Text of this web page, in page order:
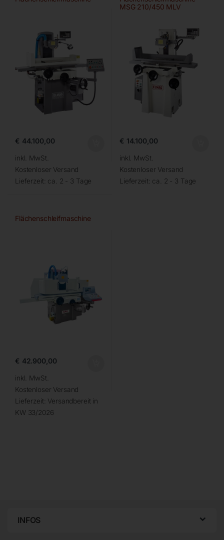
€ 44.100,00
inkl. MwSt.
Kostenloser Versand
Lieferzeit: ca. 2 - 3 Tage
MSG 210/450 MLV
€ 14.100,00
inkl. MwSt.
Kostenloser Versand
Lieferzeit: ca. 2 - 3 Tage
Flächenschleifmaschine
€ 42.900,00
inkl. MwSt.
Kostenloser Versand
Lieferzeit: Versandbereit in
KW 33/2026
INFOS